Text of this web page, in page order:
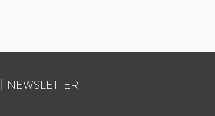
NEWSLETTER